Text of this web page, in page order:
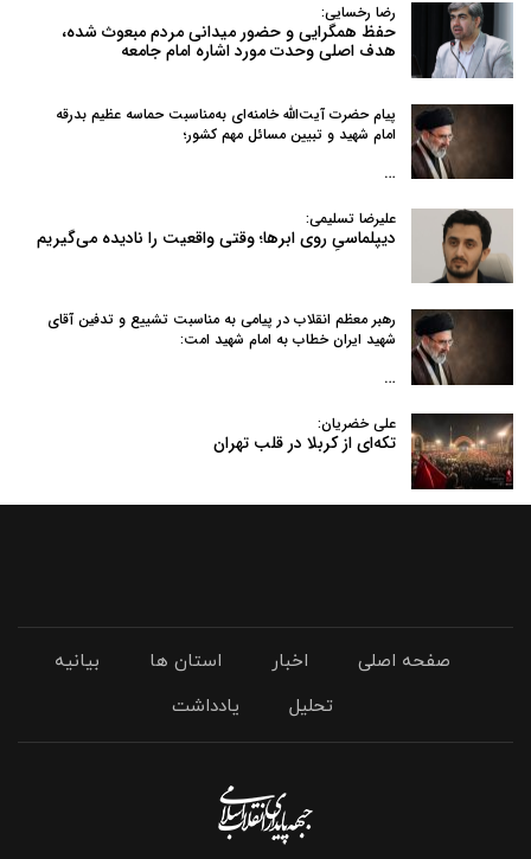
رضا رخسایی:
حفظ همگرایی و حضور میدانی مردم مبعوث شده،
هدف اصلی وحدت مورد اشاره امام جامعه
پیام حضرت آیت‌الله خامنه‌ای به‌مناسبت حماسه عظیم بدرقه
امام شهید و تبیین مسائل مهم کشور؛
…
علیرضا تسلیمی:
دیپلماسیِ روی ابرها؛ وقتی واقعیت را نادیده می‌گیریم
رهبر معظم انقلاب در پیامی به‌ مناسبت تشییع و تدفین آقای
شهید ایران خطاب به امام شهید امت:
…
علی خضریان:
تکه‌ای از کربلا در قلب تهران
صفحه اصلی اخبار استان ها
بیانیه
تحلیل
یادداشت